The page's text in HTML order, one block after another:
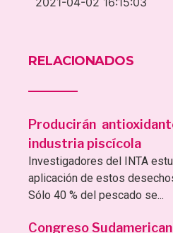
RELACIONADOS
Producirán
industria piscícola
Investigadores del INTA
aplicación de estos
Sólo 40 % del pescado se...
Congreso